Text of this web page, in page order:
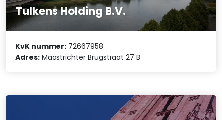
Tulkens Holding B.V.
KvK nummer: 72667958
Adres: Maastrichter Brugstraat 27 B